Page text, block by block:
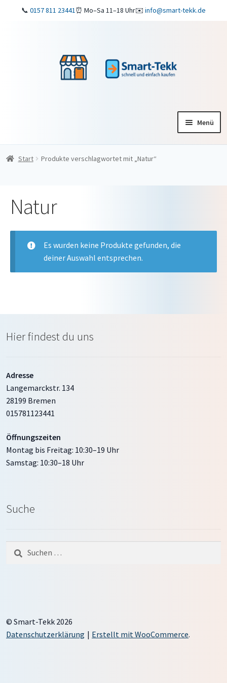
📞 0157 811 23441⏰ Mo–Sa 11–18 Uhr✉️ info@smart-tekk.de
Menü
Startseite
ReparaturService
Mein Konto
Start Produkte verschlagwortet mit „Natur“
Natur
Es wurden keine Produkte gefunden, die
deiner Auswahl entsprechen.
Hier findest du uns
Adresse
Langemarckstr. 134
28199 Bremen
015781123441
Öffnungszeiten
Montag bis Freitag: 10:30–19 Uhr
Samstag: 10:30–18 Uhr
Suche
Suche
nach:
© Smart-Tekk 2026
Datenschutzerklärung
Erstellt mit WooCommerce.